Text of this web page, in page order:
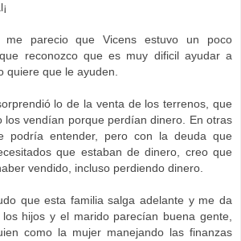
parecio que Vicens estuvo un poco
reconozco que es muy dificil ayudar a
quiere que le ayuden.
lo de la venta de los terrenos, que
los vendían porque perdían dinero. En otras
podría entender, pero con la deuda que
que estaban de dinero, creo que
vendido, incluso perdiendo dinero.
que esta familia salga adelante y me da
hijos y el marido parecían buena gente,
como la mujer manejando las finanzas